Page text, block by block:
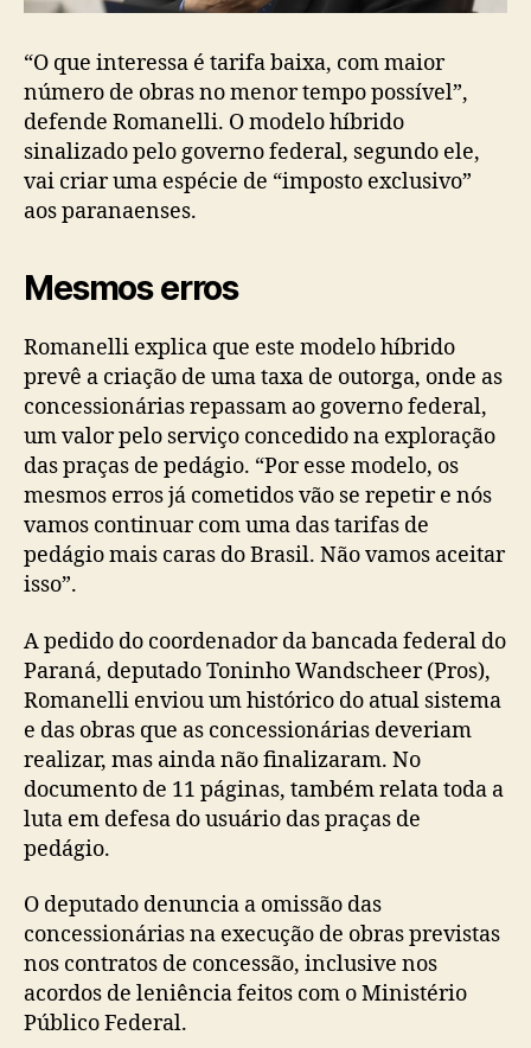
“O que interessa é tarifa baixa, com maior
número de obras no menor tempo possível”,
defende Romanelli. O modelo híbrido
sinalizado pelo governo federal, segundo ele,
vai criar uma espécie de “imposto exclusivo”
aos paranaenses.
Mesmos erros
Romanelli explica que este modelo híbrido
prevê a criação de uma taxa de outorga, onde as
concessionárias repassam ao governo federal,
um valor pelo serviço concedido na exploração
das praças de pedágio. “Por esse modelo, os
mesmos erros já cometidos vão se repetir e nós
vamos continuar com uma das tarifas de
pedágio mais caras do Brasil. Não vamos aceitar
isso”.
A pedido do coordenador da bancada federal do
Paraná, deputado Toninho Wandscheer (Pros),
Romanelli enviou um histórico do atual sistema
e das obras que as concessionárias deveriam
realizar, mas ainda não finalizaram. No
documento de 11 páginas, também relata toda a
luta em defesa do usuário das praças de
pedágio.
O deputado denuncia a omissão das
concessionárias na execução de obras previstas
nos contratos de concessão, inclusive nos
acordos de leniência feitos com o Ministério
Público Federal.